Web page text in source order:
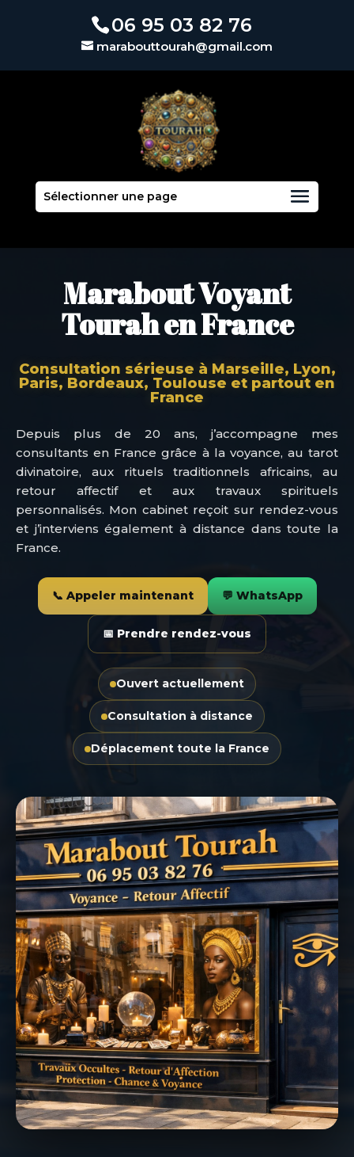
06 95 03 82 76
marabouttourah@gmail.com
Sélectionner une page
Marabout Voyant
Tourah en France
Consultation sérieuse à Marseille, Lyon,
Paris, Bordeaux, Toulouse et partout en
France
Depuis plus de 20 ans, j’accompagne mes
consultants en France grâce à la voyance, au tarot
divinatoire, aux rituels traditionnels africains, au
retour affectif et aux travaux spirituels
personnalisés. Mon cabinet reçoit sur rendez-vous
et j’interviens également à distance dans toute la
France.
📞 Appeler maintenant 💬 WhatsApp
📅 Prendre rendez-vous
Ouvert actuellement
Consultation à distance
Déplacement toute la France